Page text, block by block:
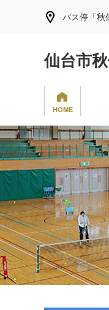
バス停「秋
仙台市
HOME